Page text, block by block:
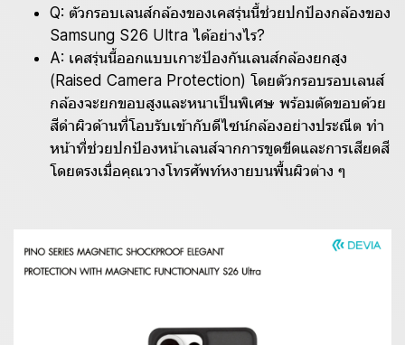
Q: ตัวกรอบเลนส์กล้องของเคสรุ่นนี้ช่วยปกป้องกล้องของ
Samsung S26 Ultra ได้อย่างไร?
A: เคสรุ่นนี้ออกแบบเกาะป้องกันเลนส์กล้องยกสูง
(Raised Camera Protection) โดยตัวกรอบรอบเลนส์
กล้องจะยกขอบสูงและหนาเป็นพิเศษ พร้อมตัดขอบด้วย
สีดำผิวด้านที่โอบรับเข้ากับดีไซน์กล้องอย่างประณีต ทำ
หน้าที่ช่วยปกป้องหน้าเลนส์จากการขูดขีดและการเสียดสี
โดยตรงเมื่อคุณวางโทรศัพท์หงายบนพื้นผิวต่าง ๆ